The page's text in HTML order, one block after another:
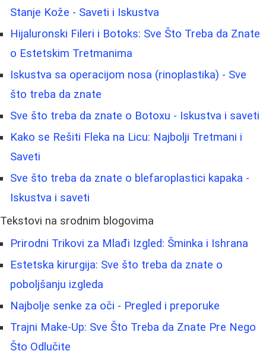
Stanje Kože - Saveti i Iskustva
Hijaluronski Fileri i Botoks: Sve Što Treba da Znate
o Estetskim Tretmanima
Iskustva sa operacijom nosa (rinoplastika) - Sve
što treba da znate
Sve što treba da znate o Botoxu - Iskustva i saveti
Kako se Rešiti Fleka na Licu: Najbolji Tretmani i
Saveti
Sve što treba da znate o blefaroplastici kapaka -
Iskustva i saveti
Tekstovi na srodnim blogovima
Prirodni Trikovi za Mlađi Izgled: Šminka i Ishrana
Estetska kirurgija: Sve što treba da znate o
poboljšanju izgleda
Najbolje senke za oči - Pregled i preporuke
Trajni Make-Up: Sve Što Treba da Znate Pre Nego
Što Odlučite